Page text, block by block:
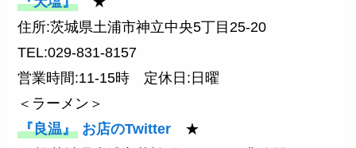
住所:茨城県土浦市神立中央5丁目25-20
TEL:029-831-8157
営業時間:11-15時 定休日:日曜
＜ラーメン＞
『良温』 お店のTwitter ★